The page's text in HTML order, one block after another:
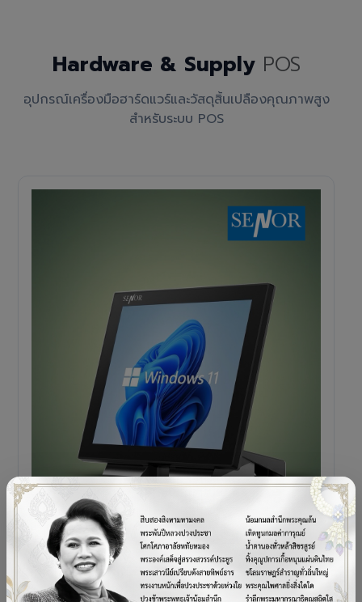
Hardware & Supply POS
อุปกรณ์เครื่องมือฮาร์ดแวร์และวัสดุสิ้นเปลืองคุณภาพสูง
สำหรับระบบ POS
POS TERMINAL